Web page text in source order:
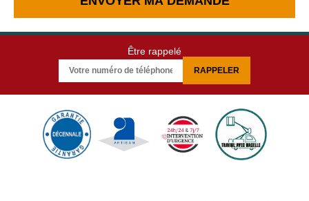
Être rappelé